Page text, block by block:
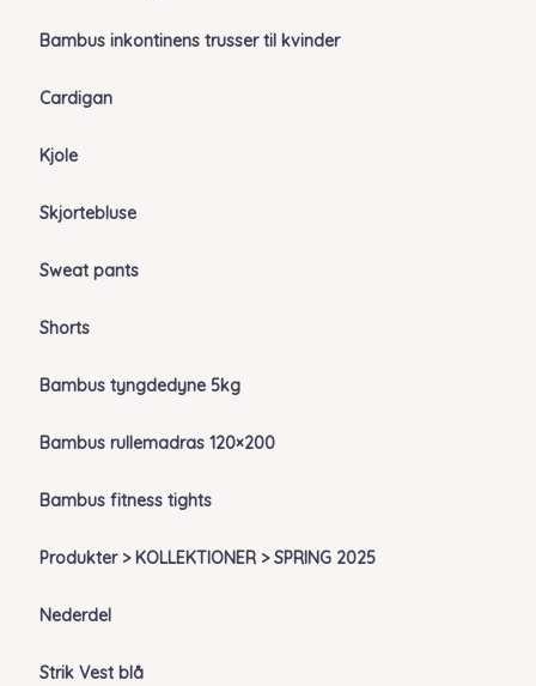
Bambus inkontinens trusser til kvinder
Cardigan
Kjole
Skjortebluse
Sweat pants
Shorts
Bambus tyngdedyne 5kg
Bambus rullemadras 120×200
Bambus fitness tights
Produkter > KOLLEKTIONER > SPRING 2025
Nederdel
Strik Vest blå